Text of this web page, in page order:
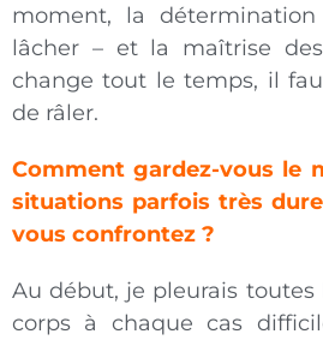
moment, la
lâcher – et la maîtrise
change tout le temps, il
de râler.
Comment gardez-vous le
situations parfois très
vous confrontez ?
Au début, je pleurais
corps à chaque cas